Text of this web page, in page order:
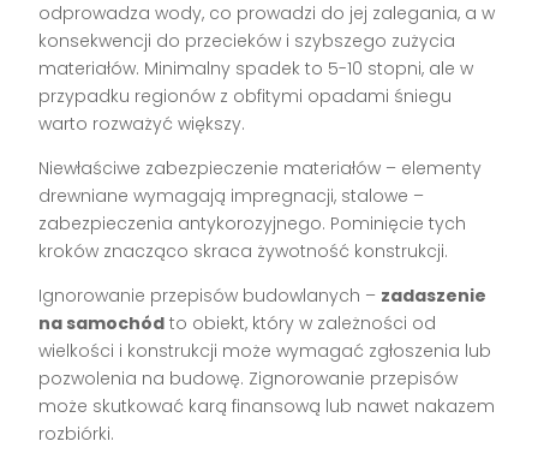
odprowadza wody, co prowadzi do jej zalegania, a w
konsekwencji do przecieków i szybszego zużycia
materiałów. Minimalny spadek to 5-10 stopni, ale w
przypadku regionów z obfitymi opadami śniegu
warto rozważyć większy.
Niewłaściwe zabezpieczenie materiałów – elementy
drewniane wymagają impregnacji, stalowe –
zabezpieczenia antykorozyjnego. Pominięcie tych
kroków znacząco skraca żywotność konstrukcji.
Ignorowanie przepisów budowlanych – zadaszenie
na samochód to obiekt, który w zależności od
wielkości i konstrukcji może wymagać zgłoszenia lub
pozwolenia na budowę. Zignorowanie przepisów
może skutkować karą finansową lub nawet nakazem
rozbiórki.